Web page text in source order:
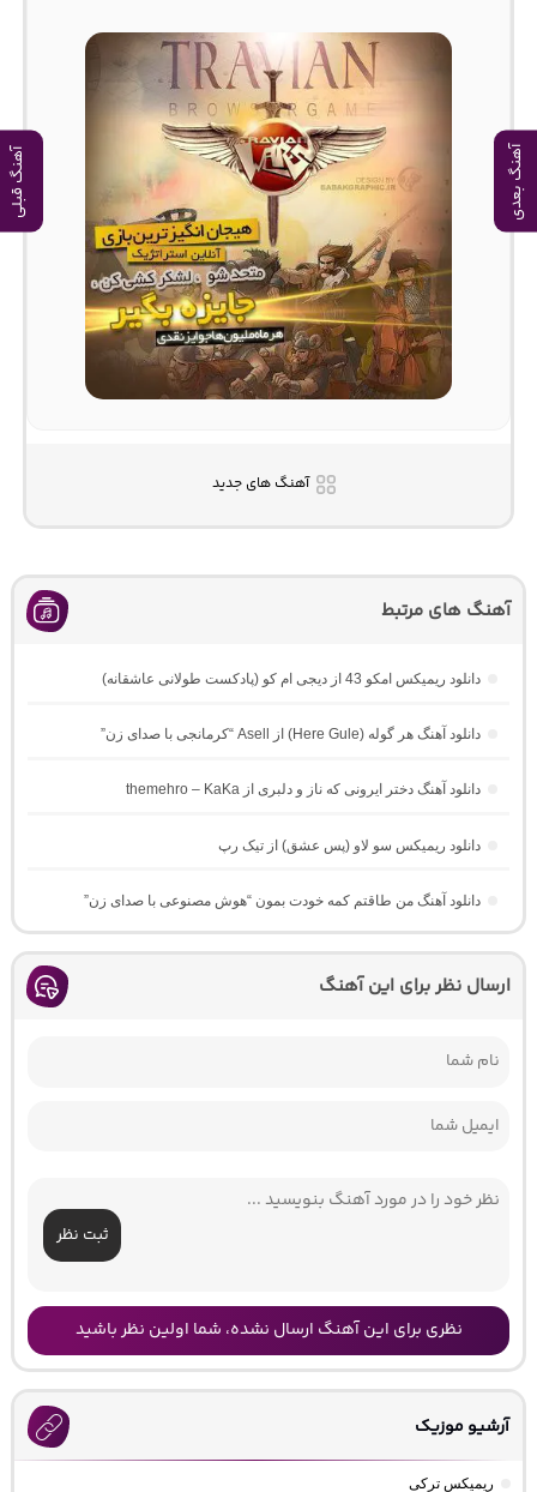
آهنگ بعدی آهنگ قبلی
آهنگ های جدید
آهنگ های مرتبط
دانلود ریمیکس امکو 43 از دیجی ام کو (پادکست طولانی عاشقانه)
دانلود آهنگ هر گوله (Here Gule) از Asell “کرمانجی با صدای زن”
دانلود آهنگ دختر ایرونی که ناز و دلبری از themehro – KaKa
دانلود ریمیکس سو لاو (پس عشق) از تیک رپ
دانلود آهنگ من طاقتم کمه خودت بمون “هوش مصنوعی با صدای زن”
ارسال نظر برای این آهنگ
ثبت نظر
نظری برای این آهنگ ارسال نشده، شما اولین نظر باشید
آرشیو موزیک
ریمیکس ترکی